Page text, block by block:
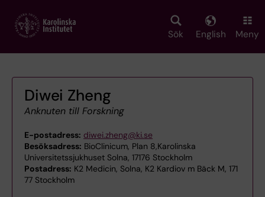
main
Sök English Meny
Diwei Zheng
Anknuten till Forskning
E-postadress: diwei.zheng@ki.se
Besöksadress: BioClinicum, Plan 8,Karolinska
Universitetssjukhuset Solna, 17176 Stockholm
Postadress: K2 Medicin, Solna, K2 Kardiov m Bäck M, 171
77 Stockholm